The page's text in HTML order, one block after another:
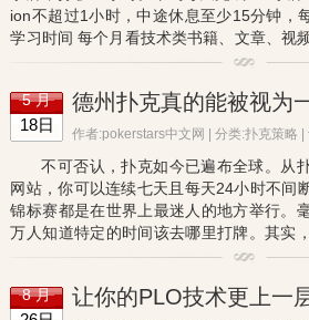
ion不超过1小时，中途休息至少15分钟，
学习时间 每个月看技术类书籍、文章、视
小时，平均每天1.5小时，并记录学习心得
5 月
18日
德州扑克真的能被视为
作者:pokerstars中文网 | 分类:扑克策略
不可否认，扑克如今已遍布全球。从
网站，你可以连续七天且每天24小时不间
锦标赛都是在世界上最迷人的地方举行。
万人知道特定的时间该去哪里打牌。其实
扑克锦标赛有关，这是一场于1970年首
8 月
让你的PLO技术更上一